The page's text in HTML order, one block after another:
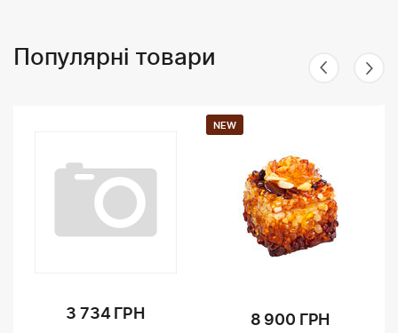
Популярні товари
3 734 ГРН
NEW
8 900 ГРН